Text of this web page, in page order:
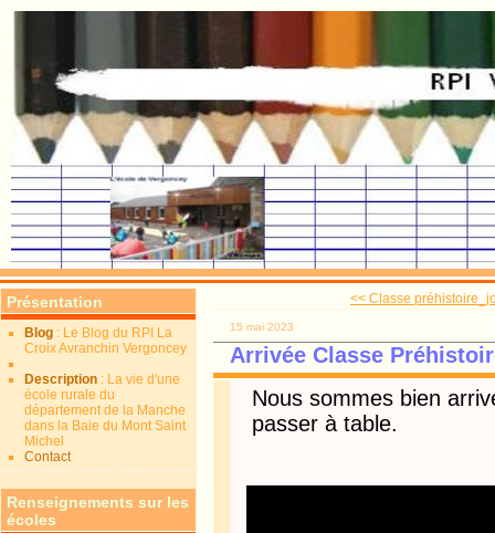
Présentation
Blog : Le Blog du RPI La
Croix Avranchin Vergoncey
Description : La vie d'une
école rurale du
département de la Manche
dans la Baie du Mont Saint
Michel
Contact
Renseignements sur les
écoles
<< Classe
15 mai 2023
Arrivée Classe
Nous sommes bien
passer à table.